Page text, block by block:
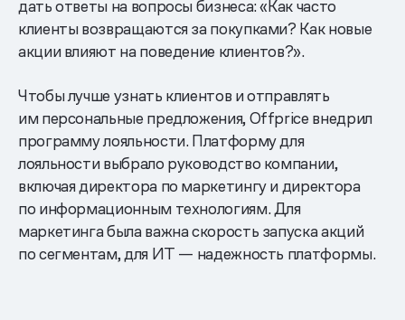
дать ответы на вопросы бизнеса: «Как часто
клиенты возвращаются за покупками? Как новые
акции влияют на поведение клиентов?».
Чтобы лучше узнать клиентов и отправлять
им персональные предложения, Offprice внедрил
программу лояльности. Платформу для
лояльности выбрало руководство компании,
включая директора по маркетингу и директора
по информационным технологиям. Для
маркетинга была важна скорость запуска акций
по сегментам, для ИТ — надежность платформы.